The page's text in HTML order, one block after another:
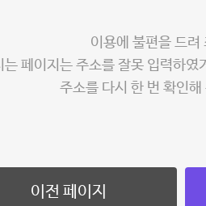
이용에 불편을 드려
는 페이지는 주소를 잘못 입력하였
주소를 다시 한 번 확인
이전 페이지